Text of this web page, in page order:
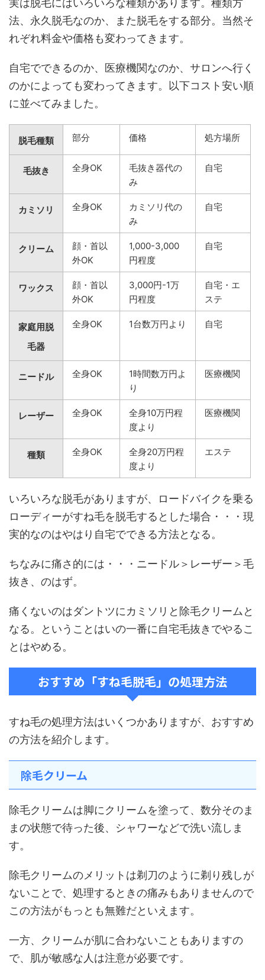
法、永久脱毛なのか、また脱毛をする部分。当然そ
れぞれ料金や価格も変わってきます。
自宅でできるのか、医療機関なのか、サロンへ行く
のかによっても変わってきます。以下コスト安い順
に並べてみました。
脱毛種類 部分 価格 処方場所
毛抜き 全身OK
毛抜き器代の
み
自宅
カミソリ 全身OK
カミソリ代の
み
自宅
クリーム
顔・首以
外OK
1,000-3,000
円程度
自宅
ワックス
顔・首以
外OK
3,000円-1万
円程度
自宅・エ
ステ
家庭用脱
毛器
全身OK 1台数万円より 自宅
ニードル 全身OK
1時間数万円よ
り
医療機関
レーザー 全身OK
全身10万円程
度より
医療機関
種類 全身OK
全身20万円程
度より
エステ
いろいろな脱毛がありますが、ロードバイクを乗る
ローディーがすね毛を脱毛するとした場合・・・現
実的なのはやはり自宅でできる方法となる。
ちなみに痛さ的には・・・ニードル＞レーザー＞毛
抜き、のはず。
痛くないのはダントツにカミソリと除毛クリームと
なる。ということはいの一番に自宅毛抜きでやるこ
とはやめる。
おすすめ「すね毛脱毛」の処理方法
すね毛の処理方法はいくつかありますが、おすすめ
の方法を紹介します。
除毛クリーム
除毛クリームは脚にクリームを塗って、数分そのま
まの状態で待った後、シャワーなどで洗い流しま
す。
除毛クリームのメリットは剃刀のように剃り残しが
ないことで、処理するときの痛みもありませんので
この方法がもっとも無難だといえます。
一方、クリームが肌に合わないこともありますの
で、肌が敏感な人は注意が必要です。